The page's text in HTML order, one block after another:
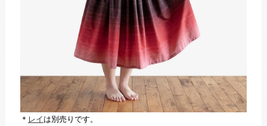
＊ レイ は別売りです。